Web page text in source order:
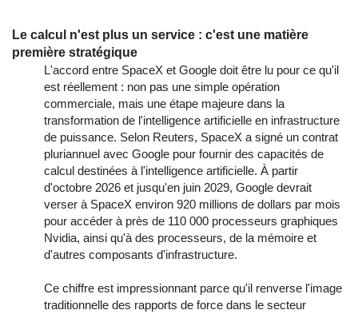
Le calcul n'est plus un service : c'est une matière
première stratégique
L'accord entre SpaceX et Google doit être lu pour ce qu'il
est réellement : non pas une simple opération
commerciale, mais une étape majeure dans la
transformation de l'intelligence artificielle en infrastructure
de puissance. Selon Reuters, SpaceX a signé un contrat
pluriannuel avec Google pour fournir des capacités de
calcul destinées à l'intelligence artificielle. À partir
d'octobre 2026 et jusqu'en juin 2029, Google devrait
verser à SpaceX environ 920 millions de dollars par mois
pour accéder à près de 110 000 processeurs graphiques
Nvidia, ainsi qu'à des processeurs, de la mémoire et
d'autres composants d'infrastructure.
Ce chiffre est impressionnant parce qu'il renverse l'image
traditionnelle des rapports de force dans le secteur